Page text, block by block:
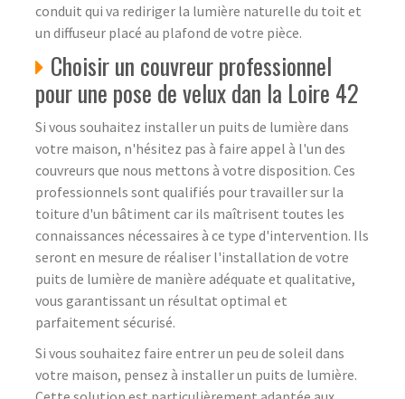
conduit qui va rediriger la lumière naturelle du toit et
un diffuseur placé au plafond de votre pièce.
Choisir un couvreur professionnel
pour une pose de velux dan la Loire 42
Si vous souhaitez installer un puits de lumière dans
votre maison, n'hésitez pas à faire appel à l'un des
couvreurs que nous mettons à votre disposition. Ces
professionnels sont qualifiés pour travailler sur la
toiture d'un bâtiment car ils maîtrisent toutes les
connaissances nécessaires à ce type d'intervention. Ils
seront en mesure de réaliser l'installation de votre
puits de lumière de manière adéquate et qualitative,
vous garantissant un résultat optimal et
parfaitement sécurisé.
Si vous souhaitez faire entrer un peu de soleil dans
votre maison, pensez à installer un puits de lumière.